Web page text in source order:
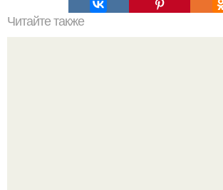
Читайте также